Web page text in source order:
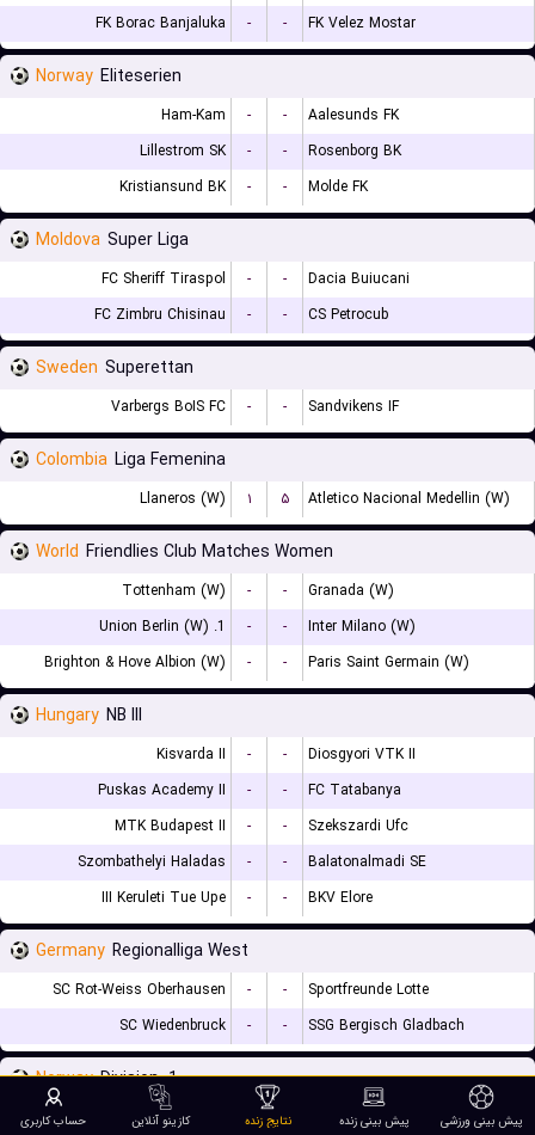
FK Borac Banjaluka
- - FK Velez Mostar
Norway Eliteserien
Ham-Kam - -
Aalesunds FK
Lillestrom SK
- -
Rosenborg BK
Kristiansund BK
- - Molde FK
Moldova Super Liga
FC Sheriff Tiraspol - -
Dacia Buiucani
FC Zimbru Chisinau
- - CS Petrocub
Sweden Superettan
Varbergs BoIS FC - - Sandvikens IF
Colombia Liga Femenina
Llaneros (W) ۱ ۵ Atletico Nacional Medellin (W)
World Friendlies Club Matches Women
Tottenham (W) - -
Granada (W)
1. Union Berlin (W)
- -
Inter Milano (W)
Brighton & Hove Albion (W)
- - Paris Saint Germain (W)
Hungary NB III
Kisvarda II - -
Diosgyori VTK II
Puskas Academy II
- -
FC Tatabanya
MTK Budapest II
- -
Szekszardi Ufc
Szombathelyi Haladas
- -
Balatonalmadi SE
III Keruleti Tue Upe
- - BKV Elore
Germany Regionalliga West
SC Rot-Weiss Oberhausen - -
Sportfreunde Lotte
SC Wiedenbruck
- - SSG Bergisch Gladbach
Norway 1. Division
FK Haugesund - - Raufoss Fotball پیش بینی ورزشی پیش بینی زنده نتایج زنده کازینو آنلاین حساب کاربری